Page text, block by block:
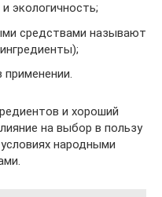
экологичность;
средствами называют
применении.
и хороший
на выбор в пользу
народными